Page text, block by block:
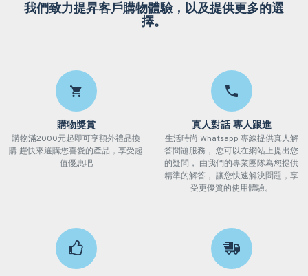
我們致力提昇客戶購物體驗，以及提供更多的選
擇。
購物獎賞
購物滿2000元起即可享額外禮品換
購 趕快來選購您喜愛的產品，享受超
值優惠吧
真人對話 專人跟進
生活時尚 Whatsapp 專線提供真人解
答問題服務， 您可以在網站上提出您
的疑問， 由我們的專業團隊為您提供
精準的解答， 讓您快速解決問題，享
受更優質的使用體驗。